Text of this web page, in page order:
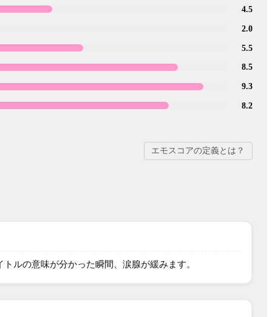
4.5
2.0
5.5
8.5
9.3
8.2
エモスコアの定義とは？
ルの意味が分かった瞬間、涙腺が緩みます。